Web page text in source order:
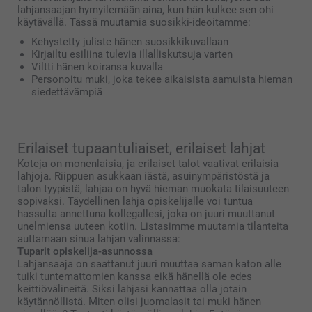
lahjansaajan hymyilemään aina, kun hän kulkee sen ohi
käytävällä. Tässä muutamia suosikki-ideoitamme:
Kehystetty juliste hänen suosikkikuvallaan
Kirjailtu esiliina tulevia illalliskutsuja varten
Viltti hänen koiransa kuvalla
Personoitu muki, joka tekee aikaisista aamuista hieman
siedettävämpiä
Erilaiset tupaantuliaiset, erilaiset lahjat
Koteja on monenlaisia, ja erilaiset talot vaativat erilaisia
lahjoja. Riippuen asukkaan iästä, asuinympäristöstä ja
talon tyypistä, lahjaa on hyvä hieman muokata tilaisuuteen
sopivaksi. Täydellinen lahja opiskelijalle voi tuntua
hassulta annettuna kollegallesi, joka on juuri muuttanut
unelmiensa uuteen kotiin. Listasimme muutamia tilanteita
auttamaan sinua lahjan valinnassa:
Tuparit opiskelija-asunnossa
Lahjansaaja on saattanut juuri muuttaa saman katon alle
tuiki tuntemattomien kanssa eikä hänellä ole edes
keittiövälineitä. Siksi lahjasi kannattaa olla jotain
käytännöllistä. Miten olisi juomalasit tai muki hänen